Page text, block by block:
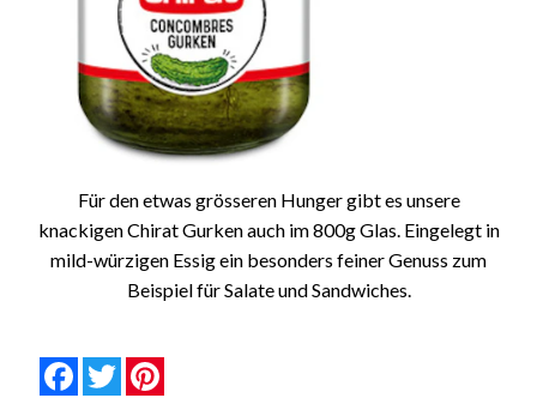
Für den etwas grösseren Hunger gibt es unsere
knackigen Chirat Gurken auch im 800g Glas. Eingelegt in
mild-würzigen Essig ein besonders feiner Genuss zum
Beispiel für Salate und Sandwiches.
nullFacebook
null null
Twitter
null null
null